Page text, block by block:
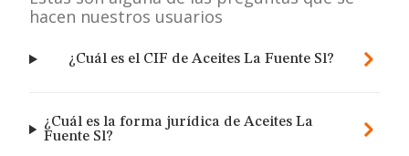
hacen nuestros usuarios
¿Cuál es el CIF de Aceites La Fuente Sl?
¿Cuál es la forma jurídica de Aceites La
Fuente Sl?